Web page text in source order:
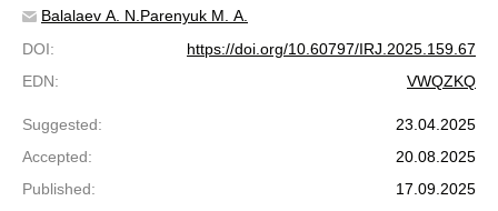
Balalaev A. N. Parenyuk M. A.
DOI:
https://doi.org/10.60797/IRJ.2025.159.67
EDN: VWQZKQ
Suggested:
23.04.2025
Accepted:
20.08.2025
Published:
17.09.2025